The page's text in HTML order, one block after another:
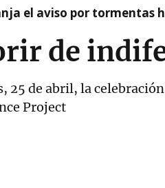
el aviso por tormentas
de
25 de abril, la
Project